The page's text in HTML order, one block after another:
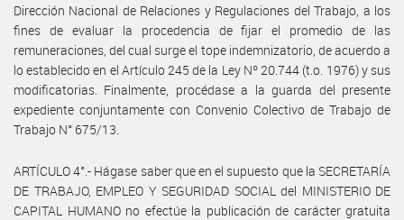
Dirección Nacional de Relaciones y Regulaciones del Trabajo, a los
fines de evaluar la procedencia de fijar el promedio de las
remuneraciones, del cual surge el tope indemnizatorio, de acuerdo a
lo establecido en el Artículo 245 de la Ley Nº 20.744 (t.o. 1976) y sus
modificatorias. Finalmente, procédase a la guarda del presente
expediente conjuntamente con Convenio Colectivo de Trabajo de
Trabajo N° 675/13.
ARTÍCULO 4°.- Hágase saber que en el supuesto que la SECRETARÍA
DE TRABAJO, EMPLEO Y SEGURIDAD SOCIAL del MINISTERIO DE
CAPITAL HUMANO no efectúe la publicación de carácter gratuita